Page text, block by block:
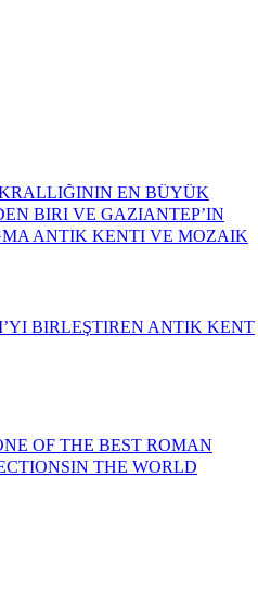
EN BÜYÜK
BIRI VE GAZIANTEP’IN
ANTIK KENTI VE MOZAIK
BIRLEŞTIREN ANTIK KENT
OF THE BEST ROMAN
THE WORLD